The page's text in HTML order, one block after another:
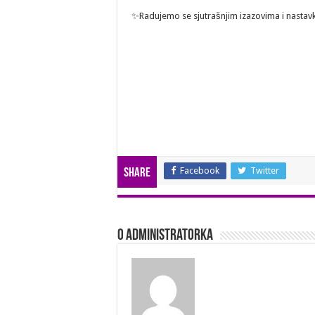
✨Radujemo se sjutrašnjim izazovima i
Share Facebook Twitter
O Administratorka